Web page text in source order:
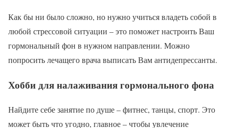
Как бы ни было сложно, но нужно учиться владеть собой в
любой стрессовой ситуации – это поможет настроить Ваш
гормональный фон в нужном направлении. Можно
попросить лечащего врача выписать Вам антидепрессанты.
Хобби для налаживания гормонального фона
Найдите себе занятие по душе – фитнес, танцы, спорт. Это
может быть что угодно, главное – чтобы увлечение